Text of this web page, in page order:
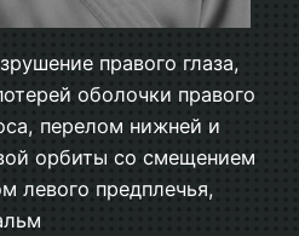
правого глаза,
оболочки правого
перелом нижней и
орбиты со смещением
левого предплечья,